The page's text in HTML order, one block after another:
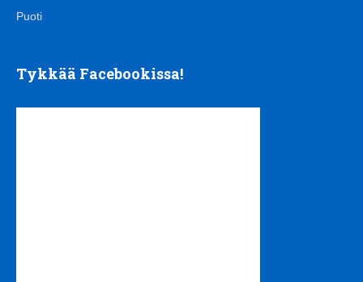
Puoti
Tykkää Facebookissa!